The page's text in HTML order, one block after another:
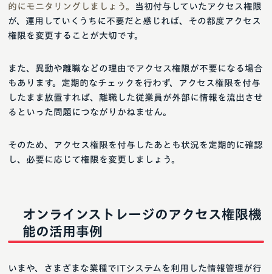
的にモニタリングしましょう。
当初付与していたアクセス権限
が、運用していくうちに不要だと感じれば、その都度アクセス
権限を変更することが大切です。
また、異動や離職などの理由でアクセス権限が不要になる場合
もあります。定期的なチェックを行わず、アクセス権限を付与
したまま放置すれば、離職した従業員が外部に情報を流出させ
るといった問題につながりかねません。
そのため、アクセス権限を付与したあとも状況を定期的に確認
し、必要に応じて権限を変更しましょう。
オンラインストレージのアクセス権限機
能の活用事例
いまや、さまざまな業種でITシステムを利用した情報管理が行